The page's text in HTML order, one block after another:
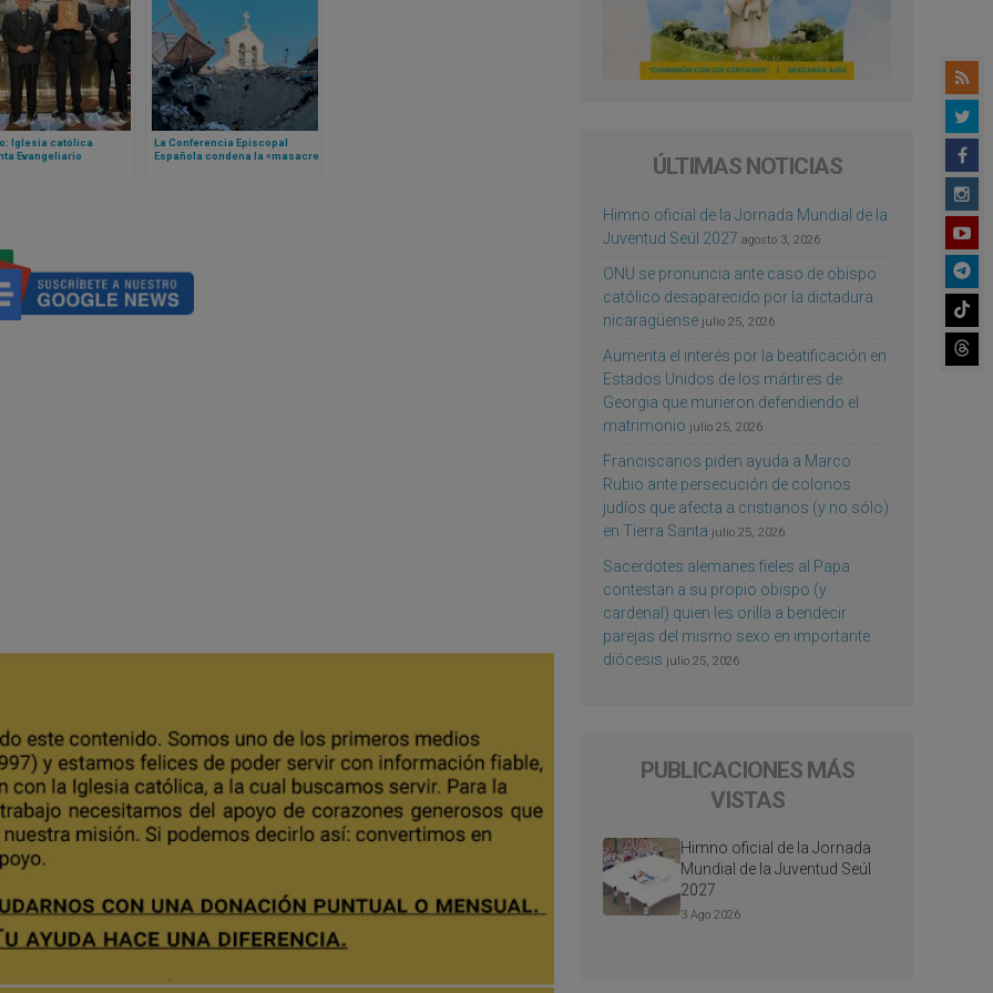
Iglesia católica
Evangeliario
La Conferencia Episcopal
Española condena la «masacre
ÚLTIMAS NOTICIAS
Himno oficial de la Jornada Mundial de la
Juventud Seúl 2027 agosto 3, 2026
ONU se pronuncia ante caso de obispo
católico desaparecido por la dictadura
nicaragüense julio 25, 2026
Aumenta el interés por la beatificación en
Estados Unidos de los mártires de
Georgia que murieron defendiendo el
matrimonio julio 25, 2026
Franciscanos piden ayuda a Marco
Rubio ante persecución de colonos
judíos que afecta a cristianos (y no sólo)
en Tierra Santa julio 25, 2026
Sacerdotes alemanes fieles al Papa
contestan a su propio obispo (y
cardenal) quien les orilla a bendecir
parejas del mismo sexo en importante
diócesis julio 25, 2026
PUBLICACIONES MÁS
VISTAS
Himno oficial de la Jornada
Mundial de la Juventud Seúl
2027
3 Ago 2026